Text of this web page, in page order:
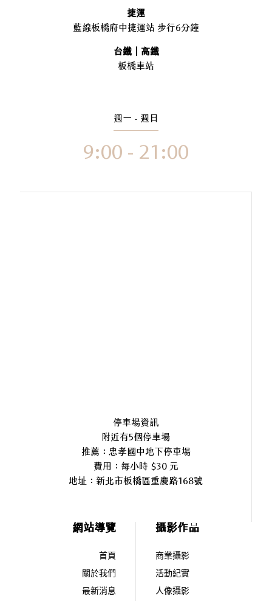
捷運
藍線板橋府中捷運站 步行6分鐘
台鐵｜高鐵
板橋車站
週一 - 週日
9:00 - 21:00
停車場資訊
附近有5個停車場
推薦：忠孝國中地下停車場
費用：每小時 $30 元
地址： 新北市板橋區重慶路168號
網站導覽
首頁
關於我們
最新消息
攝影作品
商業攝影
活動紀實
人像攝影